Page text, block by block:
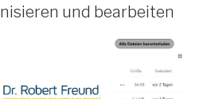
und bearbeiten